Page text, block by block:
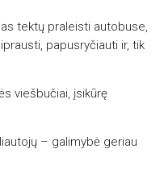
tektų praleisti autobuse,
papusryčiauti ir, tik
viešbučiai, įsikūrę
– galimybė geriau